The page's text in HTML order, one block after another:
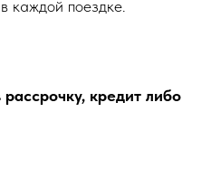
каждой поездке.
кредит либо